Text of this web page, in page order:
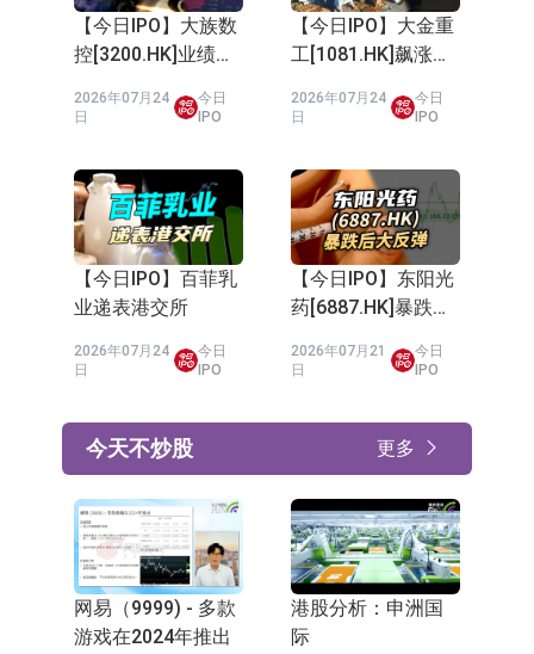
际(00496.HK)跌22.40%，九福来
(08611.HK)跌21.01%
【异动股】港股涨幅榜前十，拿森科
技(02261.HK)涨+75.05%，辰兴发展
(02286.HK)涨+64.91%
神火股份：新疆神火铝水转化率已
100%
【异动股】焦炭Ⅲ板块下挫，陕西黑
猫(601015.CN)跌8.38%
浙江证监局对财通证券股份有限公司
采取出具警示函措施
山金国际：港股上市工作正常推进中
【异动股】港股跌幅榜前十，九福来
(08611.HK)跌21.43%，天瑞汽车内饰
(06162.HK)跌18.44%
【今日IPO】大族数
控[3200.HK]业绩暴
2026年07月24
日
今日
IPO
【今日IPO】大金重
工[1081.HK]飙涨超
2026年07月24
日
今日
IPO
【今日IPO】百菲乳
业递表港交所
2026年07月24
日
今日
IPO
【今日IPO】东阳光
药[6887.HK]暴跌后
2026年07月21
日
今日
IPO
今天不炒股 更多
网易（9999) - 多款
游戏在2024年推出
港股分析：申洲国
际